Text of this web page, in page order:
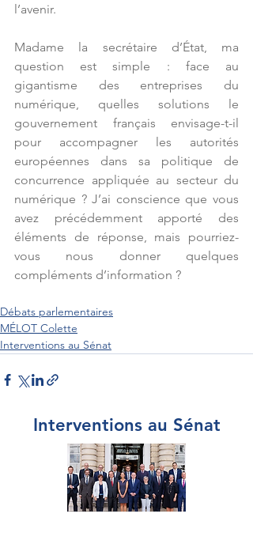
l’avenir.
Madame la secrétaire d’État, ma
question est simple : face au
gigantisme des entreprises du
numérique, quelles solutions le
gouvernement français envisage-t-il
pour accompagner les autorités
européennes dans sa politique de
concurrence appliquée au secteur du
numérique ? J’ai conscience que vous
avez précédemment apporté des
éléments de réponse, mais pourriez-
vous nous donner quelques
compléments d’information ?
Débats parlementaires
MÉLOT Colette
Interventions au Sénat
Interventions au Sénat